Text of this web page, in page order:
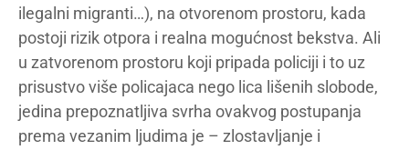
ilegalni migranti…), na otvorenom prostoru, kada
postoji rizik otpora i realna mogućnost bekstva. Ali
u zatvorenom prostoru koji pripada policiji i to uz
prisustvo više policajaca nego lica lišenih slobode,
jedina prepoznatljiva svrha ovakvog postupanja
prema vezanim ljudima je – zlostavljanje i